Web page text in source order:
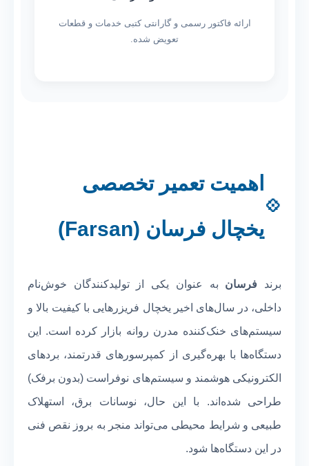
ارائه فاکتور رسمی و گارانتی کتبی خدمات و قطعات
تعویض شده.
اهمیت تعمیر تخصصی
یخچال فرسان (Farsan)
برند فرسان به عنوان یکی از تولیدکنندگان خوش‌نام
داخلی، در سال‌های اخیر یخچال فریزرهایی با کیفیت بالا و
سیستم‌های خنک‌کننده مدرن روانه بازار کرده است. این
دستگاه‌ها با بهره‌گیری از کمپرسورهای قدرتمند، بردهای
الکترونیکی هوشمند و سیستم‌های نوفراست (بدون برفک)
طراحی شده‌اند. با این حال، نوسانات برق، استهلاک
طبیعی و شرایط محیطی می‌تواند منجر به بروز نقص فنی
در این دستگاه‌ها شود.